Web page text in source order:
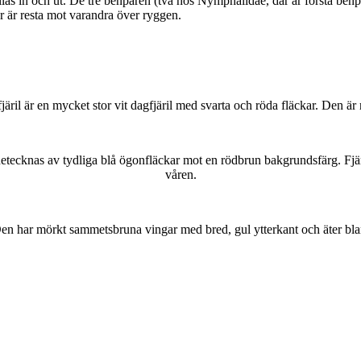
resta mot varandra över ryggen.
är en mycket stor vit dagfjäril med svarta och röda fläckar. Den
av tydliga blå ögonfläckar mot en rödbrun bakgrundsfärg.
våren.
har mörkt sammetsbruna vingar med bred, gul ytterkant och äter